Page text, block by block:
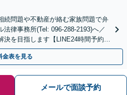
続問題や不動産が絡む家族問題で弁
律事務所(Tel: 096-288-2193)へ／
決を目指します【LINE24時間予約受
金表を見る
メールで面談予約